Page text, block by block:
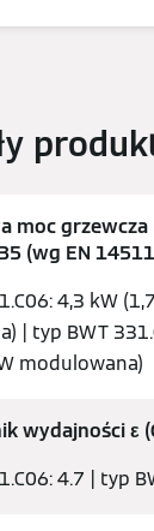
moc grzewcza
(wg EN
4,3 kW
| typ BWT
modulowana)
wydajności ε
4.7 | typ